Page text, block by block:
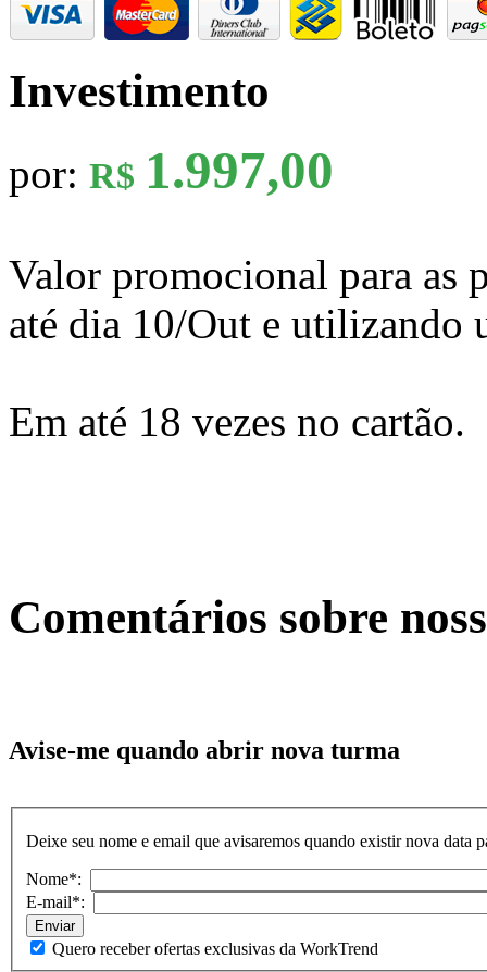
Investimento
por: R$ 1.997,00
Valor promocional para as
até dia 10/Out e utilizando
Em até 18 vezes no cartão.
Comentários sobre
Avise-me quando abrir nova turma
Deixe seu nome e email que avisaremos quando existir nova data
Nome*:
E-mail*:
Quero receber ofertas exclusivas da WorkTrend